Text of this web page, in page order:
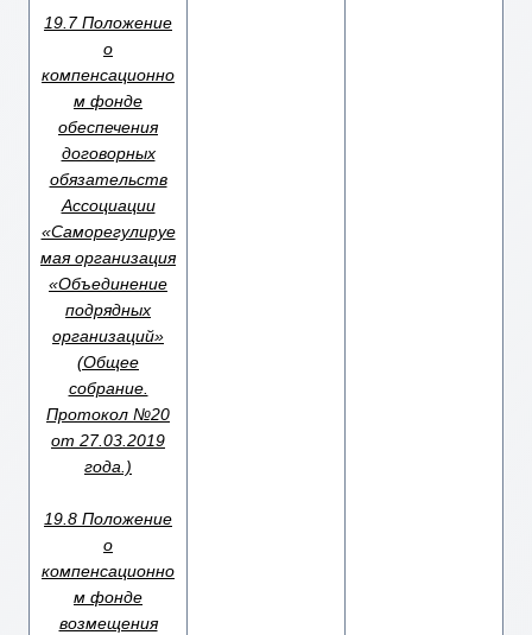
19.7 Положение
о
компенсационно
м фонде
обеспечения
договорных
обязательств
Ассоциации
«Саморегулируе
мая организация
«Объединение
подрядных
организаций»
(Общее
собрание.
Протокол №20
от 27.03.2019
года.)
19.8 Положение
о
компенсационно
м фонде
возмещения